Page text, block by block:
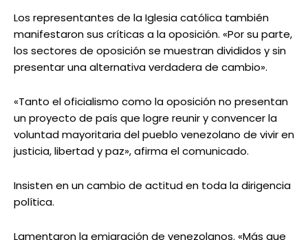
Los representantes de la Iglesia católica también
manifestaron sus críticas a la oposición. «Por su parte,
los sectores de oposición se muestran divididos y sin
presentar una alternativa verdadera de cambio».
«Tanto el oficialismo como la oposición no presentan
un proyecto de país que logre reunir y convencer la
voluntad mayoritaria del pueblo venezolano de vivir en
justicia, libertad y paz», afirma el comunicado.
Insisten en un cambio de actitud en toda la dirigencia
política.
Lamentaron la emigración de venezolanos. «Más que